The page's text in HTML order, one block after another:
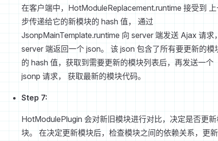
在客户端中，HotModuleReplacement.runtime 接受到
步传递给它的新模块的 hash 值， 通过
JsonpMainTemplate.runtime 向 server 端发送 Ajax 请求
server 端返回一个 json。 该 json 包含了所有要更新的模
的 hash 值，获取到需要更新的模块列表后，再发送一个
jsonp 请求， 获取最新的模块代码。
Step 7:
HotModulePlugin 会对新旧模块进行对比，决定是否更
块。 在决定更新模块后，检查模块之间的依赖关系，更